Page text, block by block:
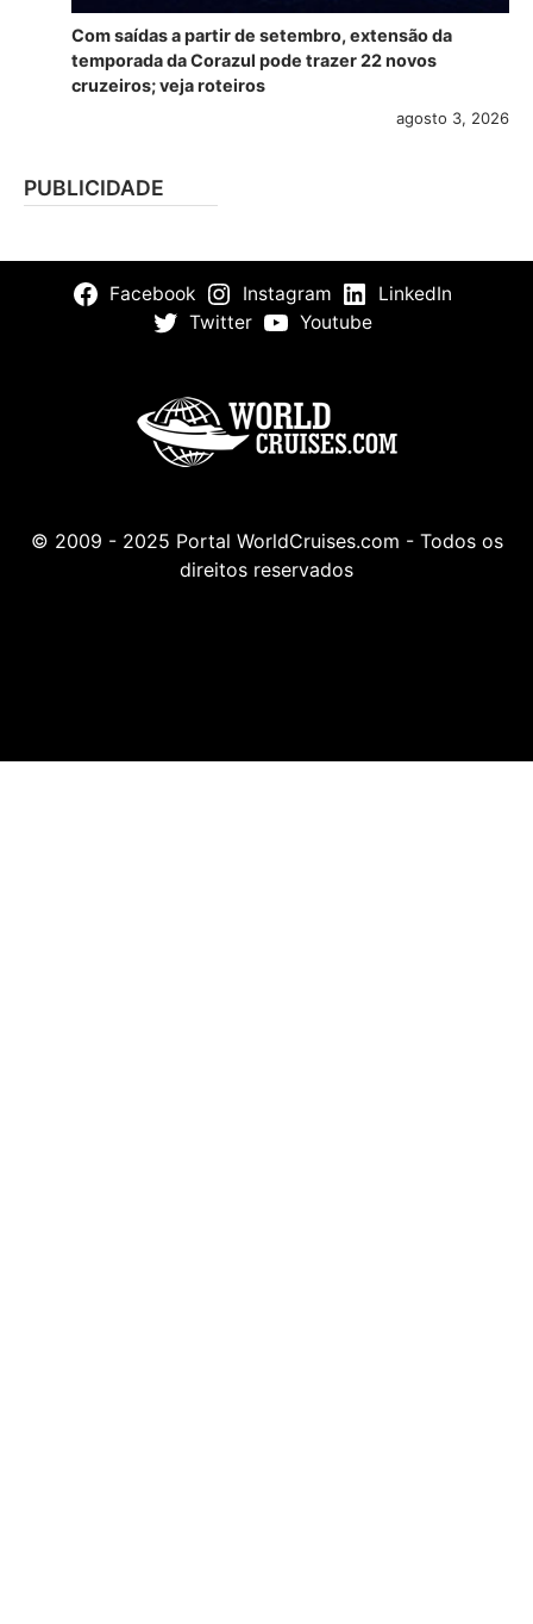
Com saídas a partir de setembro, extensão da
temporada da Corazul pode trazer 22 novos
cruzeiros; veja roteiros
agosto 3, 2026
PUBLICIDADE
Facebook Instagram
LinkedIn
Twitter
Youtube
© 2009 - 2025 Portal WorldCruises.com - Todos os
direitos reservados